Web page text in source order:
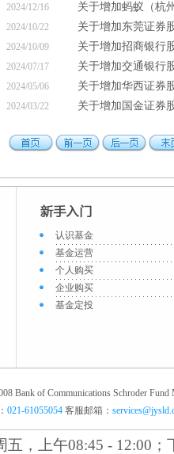
2024/12/16 关于增加蚂蚁（杭
2024/10/22 关于增加东莞证券
2024/10/09 关于增加招商银行
2024/07/17 关于增加交通银行
2024/05/06 关于增加华西证券
2024/03/22 关于增加国金证券
认识基金
基金运营
个人购买
企业购买
基金定投
Bank of Communications Schroder Fund
021-61055054 客服邮箱：
，上午08:45 - 12:00；